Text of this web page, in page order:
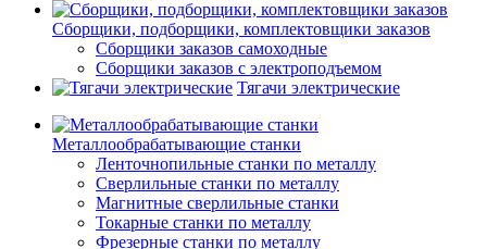
Сборщики, подборщики, комплектовщики заказов
Сборщики заказов самоходные
Сборщики заказов с электроподъемом
Тягачи электрические
Металлообрабатывающие станки
Ленточнопильные станки по металлу
Сверлильные станки по металлу
Магнитные сверлильные станки
Токарные станки по металлу
Фрезерные станки по металлу